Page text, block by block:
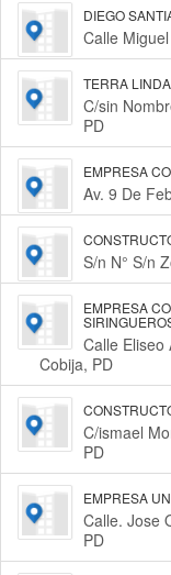
DIEGO
Calle
TERRA
C/sin
PD
EMPRESA
Av. 9 De
S/n N° S/n
EMPRESA
Calle Eliseo
Cobija, PD
C/ismael
PD
EMPRESA
Calle. Jose
PD